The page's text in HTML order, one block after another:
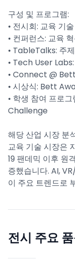
구성 및 프로그램:
• 전시회: 교육 기
• 컨퍼런스: 교육
• TableTalks: 주
• Tech User
• Connect @
• 시상식: Bett
• 학생 참여 프로
Challenge
해당 산업 시장 분
교육 기술 시장은
19 팬데믹 이후 원
증했습니다. AI,
이 주요 트렌드로
전시 주요